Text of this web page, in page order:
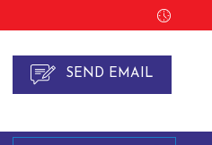
SEND EMAIL